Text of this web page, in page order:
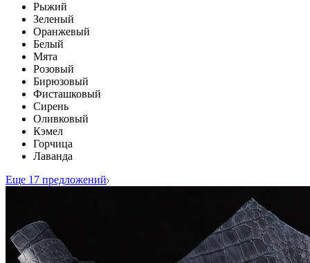
Рыжий
Зеленый
Оранжевый
Белый
Мята
Розовый
Бирюзовый
Фисташковый
Сирень
Оливковый
Кэмел
Горчица
Лаванда
Еще 17 предложений